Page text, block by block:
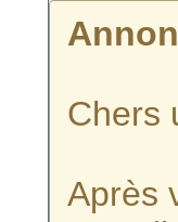
Chers
Après